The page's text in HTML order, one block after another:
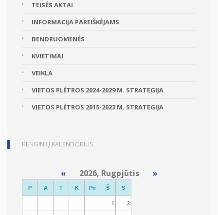
TEISĖS AKTAI
INFORMACIJA PAREIŠKĖJAMS
BENDRUOMENĖS
KVIETIMAI
VEIKLA
VIETOS PLĖTROS 2024-2029 M. STRATEGIJA
VIETOS PLĖTROS 2015-2023 M. STRATEGIJA
RENGINIŲ KALENDORIUS
«2026, Rugpjūtis »
P A T K Pn Š S
1 2